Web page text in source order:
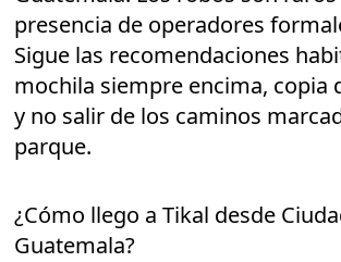
presencia de operadores
Sigue las recomendaciones
mochila siempre encima, copia
y no salir de los caminos
parque.
¿Cómo llego a Tikal desde
Guatemala?